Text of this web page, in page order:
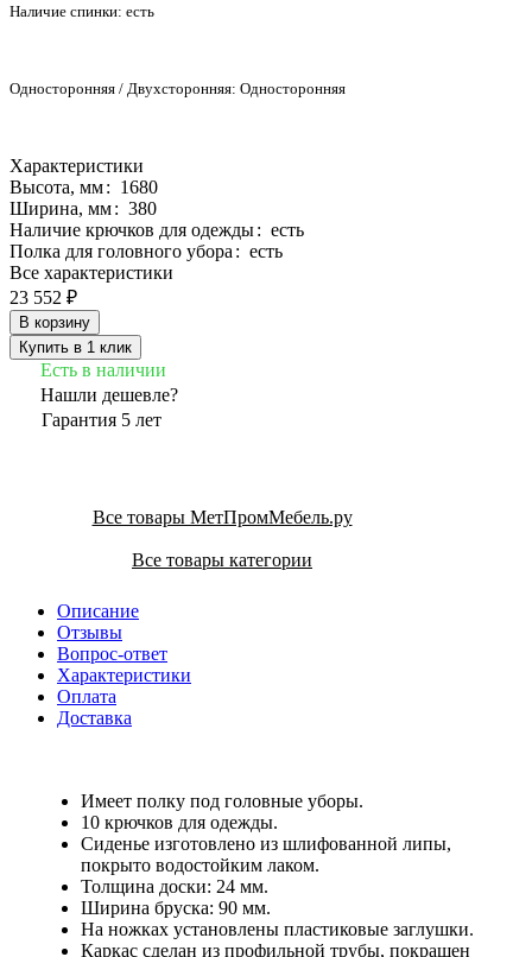
Наличие спинки: есть
Односторонняя / Двухсторонняя: Односторонняя
Характеристики
Высота, мм: 1680
Ширина, мм: 380
Наличие крючков для одежды: есть
Полка для головного убора : есть
Все характеристики
23 552 ₽
В корзину
Купить в 1 клик
Есть в наличии
Нашли дешевле?
Гарантия 5 лет
Все товары МетПромМебель.ру
Все товары категории
Описание
Отзывы
Вопрос-ответ
Характеристики
Оплата
Доставка
Имеет полку под головные уборы.
10 крючков для одежды.
Сиденье изготовлено из шлифованной липы,
покрыто водостойким лаком.
Толщина доски: 24 мм.
Ширина бруска: 90 мм.
На ножках установлены пластиковые заглушки.
Каркас сделан из профильной трубы, покрашен